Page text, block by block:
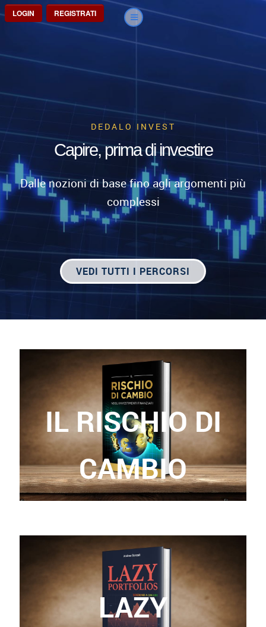
LOGIN REGISTRATI
DEDALO INVEST
Capire, prima di investire
Dalle nozioni di base fino agli argomenti più
complessi
VEDI TUTTI I PERCORSI
IL RISCHIO DI
CAMBIO
Grazie a questo libro, potrete finalmente trovare
le risposte a queste domande.
LAZY